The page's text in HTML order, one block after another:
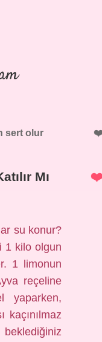
sert olur
Mı
su konur?
1 kilo olgun
1 limonun
reçeline
yaparken,
kaçınılmaz